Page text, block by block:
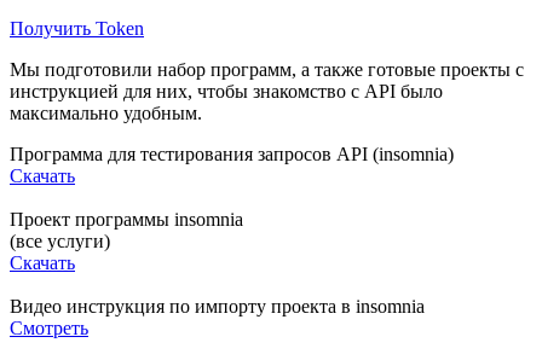
Получить Token
Мы подготовили набор программ, а также готовые проекты с
инструкцией для них, чтобы знакомство с API было
максимально удобным.
Программа для тестирования запросов API (insomnia)
Скачать
Проект программы insomnia
(все услуги)
Скачать
Видео инструкция по импорту проекта в insomnia
Смотреть